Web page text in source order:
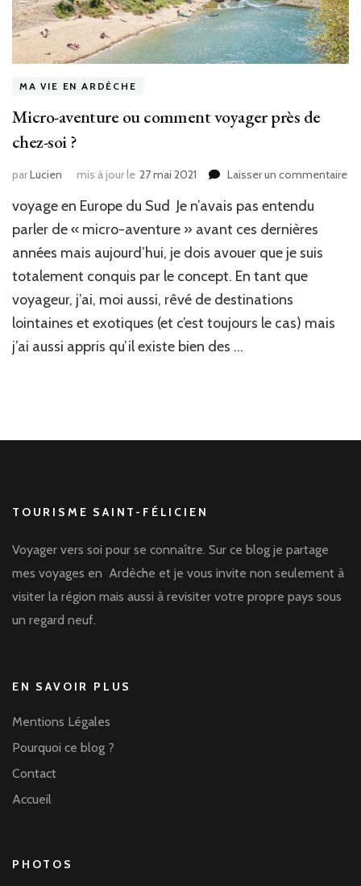
MA VIE EN ARDÈCHE
Micro-aventure ou comment voyager près de
chez-soi ?
parLucien mis à jour le 27 mai 2021 Laisser un commentaire
voyage en Europe du Sud Je n’avais pas entendu
parler de « micro-aventure » avant ces dernières
années mais aujourd’hui, je dois avouer que je suis
totalement conquis par le concept. En tant que
voyageur, j’ai, moi aussi, rêvé de destinations
lointaines et exotiques (et c’est toujours le cas) mais
j’ai aussi appris qu’il existe bien des …
TOURISME SAINT-FÉLICIEN
Voyager vers soi pour se connaître. Sur ce blog je partage
mes voyages en Ardèche et je vous invite non seulement à
visiter la région mais aussi à revisiter votre propre pays sous
un regard neuf.
EN SAVOIR PLUS
Mentions Légales
Pourquoi ce blog ?
Contact
Accueil
PHOTOS